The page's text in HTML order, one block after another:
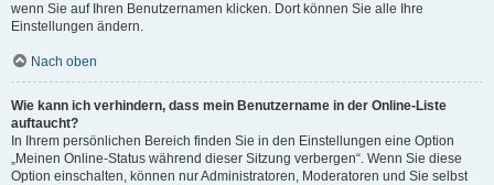
wenn Sie auf Ihren Benutzernamen klicken. Dort können Sie alle Ihre
Einstellungen ändern.
Nach oben
Wie kann ich verhindern, dass mein Benutzername in der Online-Liste
auftaucht?
In Ihrem persönlichen Bereich finden Sie in den Einstellungen eine Option
„Meinen Online-Status während dieser Sitzung verbergen“. Wenn Sie diese
Option einschalten, können nur Administratoren, Moderatoren und Sie selbst